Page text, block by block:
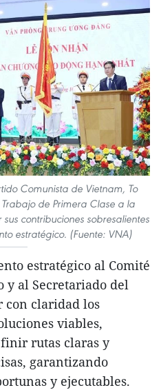
Comunista de Vietnam, To
de Primera Clase a la
contribuciones sobresalientes
estratégico. (Fuente: VNA)
estratégico al Comité
y al Secretariado del
con claridad los
viables,
rutas claras y
garantizando
y ejecutables.